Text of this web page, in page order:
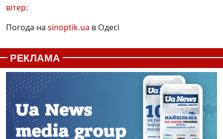
вітер:
Погода на sinoptik.ua в Одесі
РЕКЛАМА